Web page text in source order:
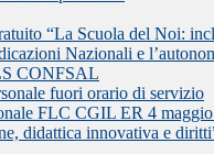
“La Scuola del Noi:
Nazionali e
CONFSAL
fuori orario di servizio
FLC CGIL ER 4
didattica innovativa e